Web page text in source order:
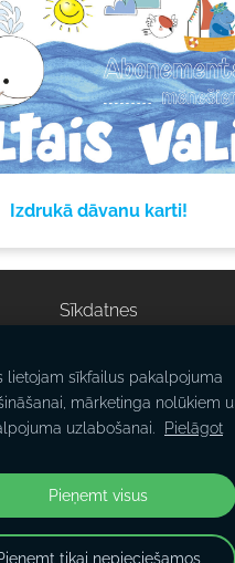
Izdrukā dāvanu karti!
Sīkdatnes
SIA "BALTAIS
lietojam sīkfailus pakalpojuma
mārketinga nolūkiem
uzlabošanai.
Pielāgot
Pieņemt visus
tikai nepieciešamos